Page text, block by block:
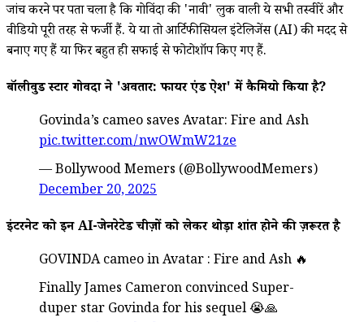
जांच करने पर पता चला है कि गोविंदा की 'नावी' लुक वाली ये सभी तस्वीरें और
वीडियो पूरी तरह से फर्जी हैं. ये या तो आर्टिफीसियल इंटेलिजेंस (AI) की मदद से
बनाए गए हैं या फिर बहुत ही सफाई से फोटोशॉप किए गए हैं.
बॉलीवुड स्टार गोविंदा ने 'अवतार: फायर एंड ऐश' में कैमियो किया है?
Govinda’s cameo saves Avatar: Fire and Ash
pic.twitter.com/nwOWmW21ze
— Bollywood Memers (@BollywoodMemers)
December 20, 2025
इंटरनेट को इन AI-जेनरेटेड चीज़ों को लेकर थोड़ा शांत होने की ज़रूरत है
GOVINDA cameo in Avatar : Fire and Ash 🔥
Finally James Cameron convinced Super-
duper star Govinda for his sequel 😭🙏